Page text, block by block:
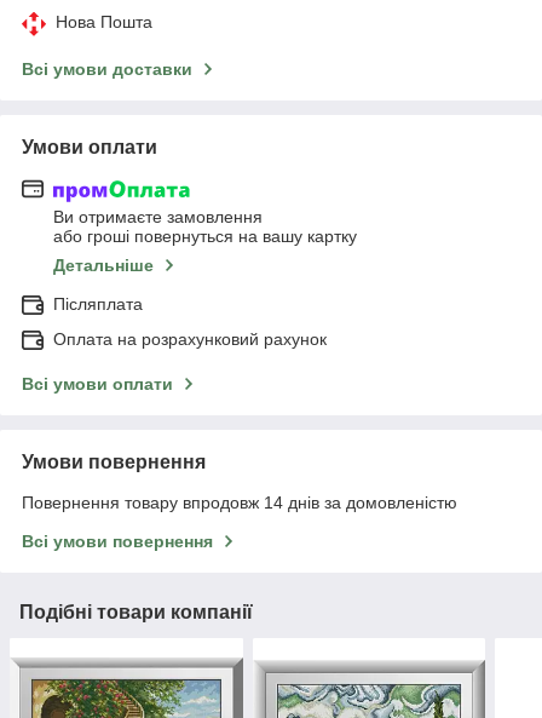
Нова Пошта
Всі умови доставки
Умови оплати
Ви отримаєте замовлення
або гроші повернуться на вашу картку
Детальніше
Післяплата
Оплата на розрахунковий рахунок
Всі умови оплати
Умови повернення
Повернення товару впродовж 14 днів за домовленістю
Всі умови повернення
Подібні товари компанії